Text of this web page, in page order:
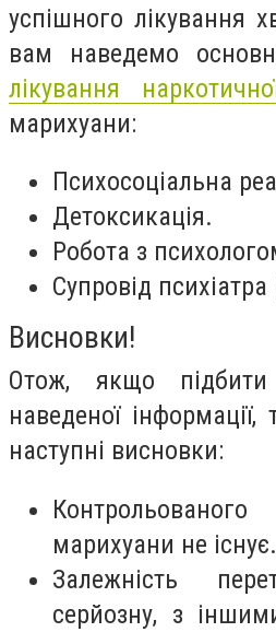
успішного лікування
вам наведемо
лікування
марихуани:
Психосоціальна
Детоксикація.
Робота з
Супровід психіатра
Висновки!
Отож, якщо
наведеної
наступні висновки:
марихуани не існує.
Залежність
серйозну, з